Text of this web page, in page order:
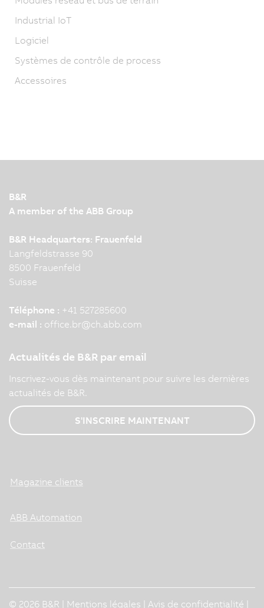
Industrial IoT
Logiciel
Systèmes de contrôle de process
Accessoires
B&R
A member of the ABB Group
B&R Headquarters: Frauenfeld
Langfeldstrasse 90
8500 Frauenfeld
Suisse
Téléphone : +41 527285600
e-mail : office.br@ch.abb.com
Actualités de B&R par email
Inscrivez-vous dès maintenant pour suivre les dernières
actualités de B&R.
S'INSCRIRE MAINTENANT
Magazine clients
ABB Automation
Contact
© 2026 B&R | Mentions légales Avis de confidentialité